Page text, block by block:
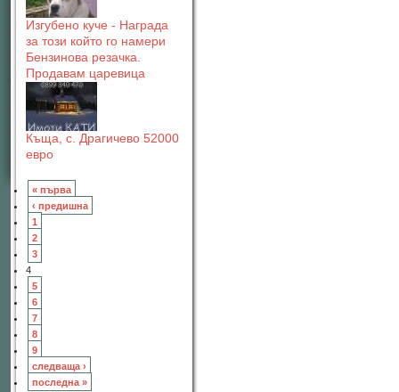
Изгубено куче - Награда
за този който го намери
Бензинова резачка.
Продавам царевица
Къща, с. Драгичево 52000
евро
« първа
‹ предишна
1
2
3
4
5
6
7
8
9
следваща ›
последна »